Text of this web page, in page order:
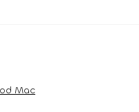
Mac